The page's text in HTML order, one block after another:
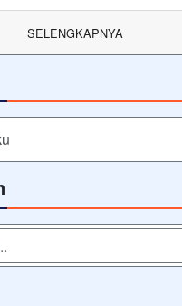
SELENGKAPNYA